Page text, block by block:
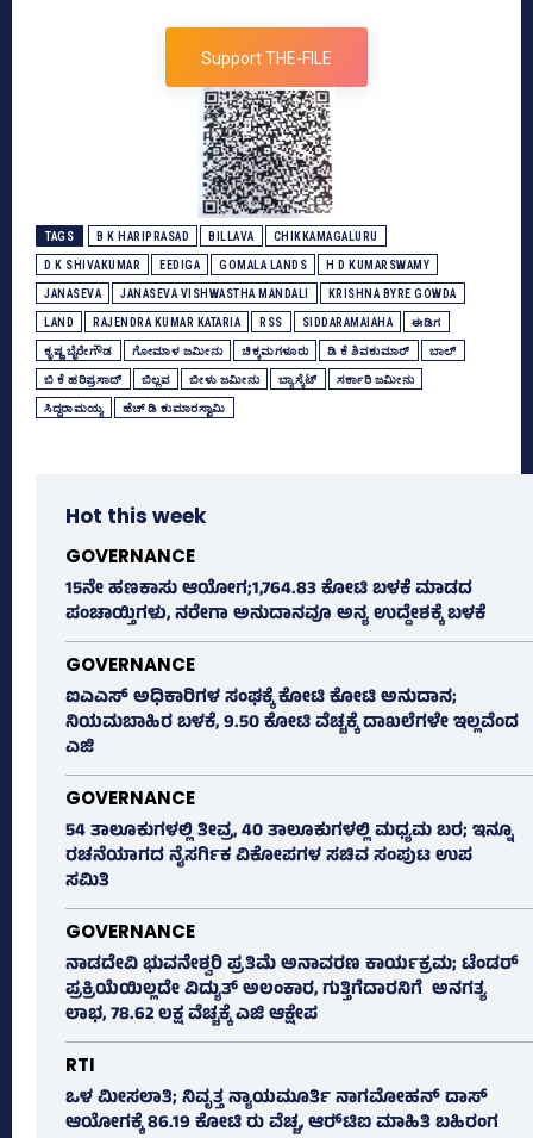
Support THE-FILE
TAGS B K HARIPRASAD BILLAVA CHIKKAMAGALURU
D K SHIVAKUMAR EEDIGA GOMALA LANDS H D KUMARSWAMY
JANASEVA JANASEVA VISHWASTHA MANDALI KRISHNA BYRE GOWDA
LAND RAJENDRA KUMAR KATARIA RSS SIDDARAMAIAHA ಈಡಿಗ
ಕೃಷ್ಣ ಬೈರೇಗೌಡ ಗೋಮಾಳ ಜಮೀನು ಚಿಕ್ಕಮಗಳೂರು ಡಿ ಕೆ ಶಿವಕುಮಾರ್ ಬಾಲ್‌
ಬಿ ಕೆ ಹರಿಪ್ರಸಾದ್‌ ಬಿಲ್ಲವ ಬೀಳು ಜಮೀನು ಬ್ಯಾಸ್ಕೆಟ್‌ ಸರ್ಕಾರಿ ಜಮೀನು
ಸಿದ್ದರಾಮಯ್ಯ ಹೆಚ್‌ ಡಿ ಕುಮಾರಸ್ವಾಮಿ
Hot this week
GOVERNANCE
15ನೇ ಹಣಕಾಸು ಆಯೋಗ;1,764.83 ಕೋಟಿ ಬಳಕೆ ಮಾಡದ
ಪಂಚಾಯ್ತಿಗಳು, ನರೇಗಾ ಅನುದಾನವೂ ಅನ್ಯ ಉದ್ದೇಶಕ್ಕೆ ಬಳಕೆ
GOVERNANCE
ಐಎಎಸ್‌ ಅಧಿಕಾರಿಗಳ ಸಂಘಕ್ಕೆ ಕೋಟಿ ಕೋಟಿ ಅನುದಾನ;
ನಿಯಮಬಾಹಿರ ಬಳಕೆ, 9.50 ಕೋಟಿ ವೆಚ್ಚಕ್ಕೆ ದಾಖಲೆಗಳೇ ಇಲ್ಲವೆಂದ
ಎಜಿ
GOVERNANCE
54 ತಾಲೂಕುಗಳಲ್ಲಿ ತೀವ್ರ, 40 ತಾಲೂಕುಗಳಲ್ಲಿ ಮಧ್ಯಮ ಬರ; ಇನ್ನೂ
ರಚನೆಯಾಗದ ನೈಸರ್ಗಿಕ ವಿಕೋಪಗಳ ಸಚಿವ ಸಂಪುಟ ಉಪ
ಸಮಿತಿ
GOVERNANCE
ನಾಡದೇವಿ ಭುವನೇಶ್ವರಿ ಪ್ರತಿಮೆ ಅನಾವರಣ ಕಾರ್ಯಕ್ರಮ; ಟೆಂಡರ್
ಪ್ರಕ್ರಿಯೆಯಿಲ್ಲದೇ ವಿದ್ಯುತ್‌ ಅಲಂಕಾರ, ಗುತ್ತಿಗೆದಾರನಿಗೆ ಅನಗತ್ಯ
ಲಾಭ, 78.62 ಲಕ್ಷ ವೆಚ್ಚಕ್ಕೆ ಎಜಿ ಆಕ್ಷೇಪ
RTI
ಒಳ ಮೀಸಲಾತಿ; ನಿವೃತ್ತ ನ್ಯಾಯಮೂರ್ತಿ ನಾಗಮೋಹನ್ ದಾಸ್
ಆಯೋಗಕ್ಕೆ 86.19 ಕೋಟಿ ರು ವೆಚ್ಚ, ಆರ್‍‌ಟಿಐ ಮಾಹಿತಿ ಬಹಿರಂಗ